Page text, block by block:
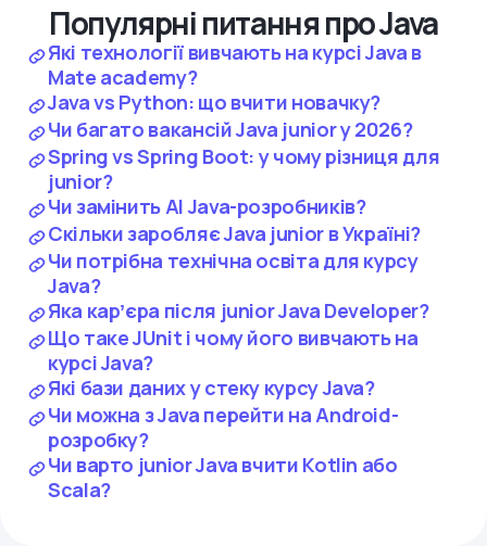
Популярні питання про Java
Які технології вивчають на курсі Java в
Mate academy?
Java vs Python: що вчити новачку?
Чи багато вакансій Java junior у 2026?
Spring vs Spring Boot: у чому різниця для
junior?
Чи замінить AI Java-розробників?
Скільки заробляє Java junior в Україні?
Чи потрібна технічна освіта для курсу
Java?
Яка карʼєра після junior Java Developer?
Що таке JUnit і чому його вивчають на
курсі Java?
Які бази даних у стеку курсу Java?
Чи можна з Java перейти на Android-
розробку?
Чи варто junior Java вчити Kotlin або
Scala?